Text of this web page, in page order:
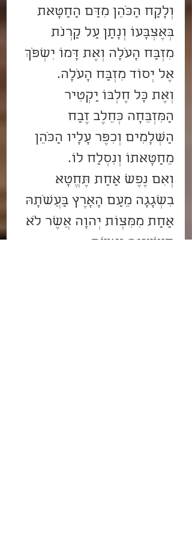
וְלָקַח הַכֹּהֵן מִדַּם הַחַטָּאת
בְּאֶצְבָּעוֹ וְנָתַן עַל קַרְנֹת
מִזְבַּח הָעֹלָה וְאֶת דָּמוֹ יִשְׁפֹּךְ
אֶל יְסוֹד מִזְבַּח הָעֹלָה.
וְאֶת כָּל חֶלְבּוֹ יַקְטִיר
הַמִּזְבֵּחָה כְּחֵלֶב זֶבַח
הַשְּׁלָמִים וְכִפֶּר עָלָיו הַכֹּהֵן
מֵחַטָּאתוֹ וְנִסְלַח לוֹ.
וְאִם נֶפֶשׁ אַחַת תֶּחֱטָא
בִשְׁגָגָה מֵעַם הָאָרֶץ בַּעֲשֹׂתָהּ
אַחַת מִמִּצְו‍ֹת יְהוָה אֲשֶׁר לֹא
תֵעָשֶׂינָה וְאָשֵׁם.